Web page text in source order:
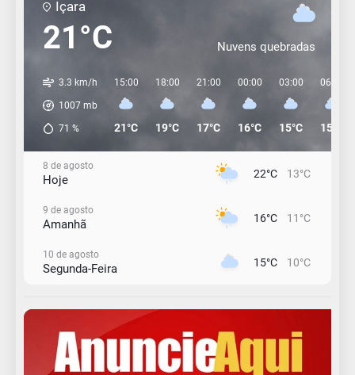
Içara
21°C Nuvens quebradas
3.3 km/h
1007 mb
71 %
15:00
21°C
18:00
19°C
21:00
17°C
00:00
16°C
03:00
15°C
06:00
15°C
8 de agosto
Hoje 22°C 13°C
9 de agosto
Amanhã 16°C 11°C
10 de agosto
Segunda-Feira 15°C 10°C
Terça-Feira 13°C 11°C
12 de agosto
Quarta-Feira